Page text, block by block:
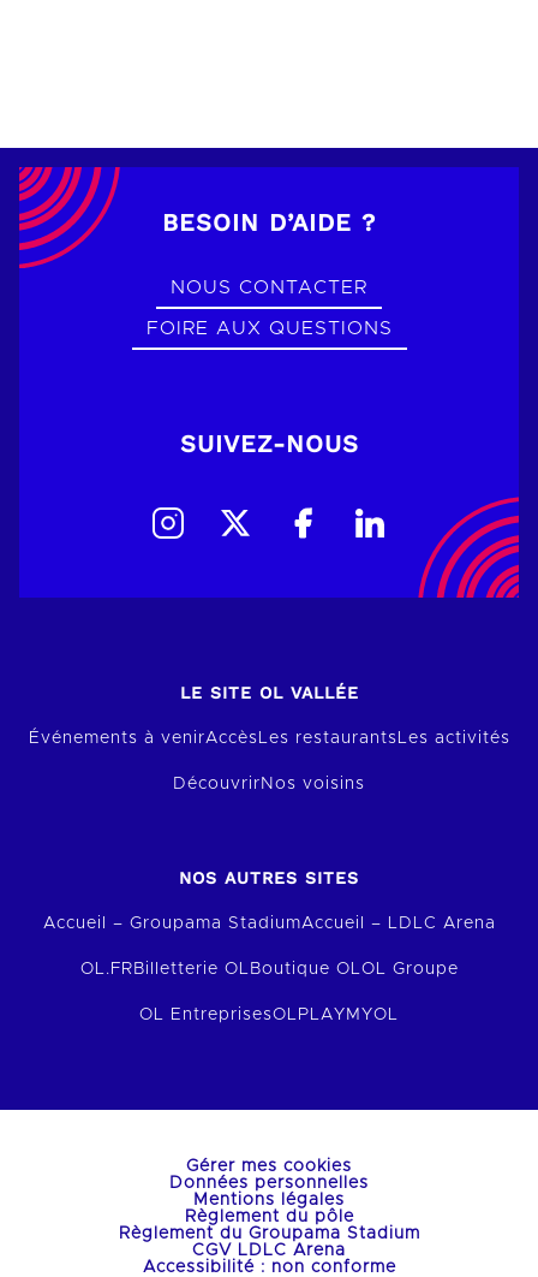
BESOIN D’AIDE ?
NOUS CONTACTER
FOIRE AUX QUESTIONS
SUIVEZ-NOUS
LE SITE OL VALLÉE
Événements à venirAccès Les restaurants Les activités
Découvrir Nos voisins
NOS AUTRES SITES
Accueil – Groupama StadiumAccueil – LDLC Arena
OL.FR Billetterie OL Boutique OL OL Groupe
OL EntreprisesOLPLAY MYOL
Gérer mes cookies
Données personnelles
Mentions légales
Règlement du pôle
Règlement du Groupama Stadium
CGV LDLC Arena
Accessibilité : non conforme